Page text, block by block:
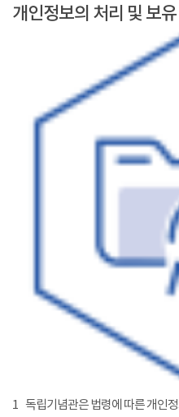
개인정보의 처리 및 보
1 독립기념관은 법령에 따른 개인